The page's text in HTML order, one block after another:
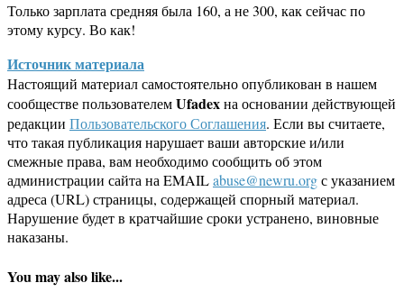
Только зарплата средняя была 160, а не 300, как сейчас по
этому курсу. Во как!
Источник материала
Настоящий материал самостоятельно опубликован в нашем
сообществе пользователемUfadexна основании действующей
редакции Пользовательского Соглашения. Если вы считаете,
что такая публикация нарушает ваши авторские и/или
смежные права, вам необходимо сообщить об этом
администрации сайта на EMAILabuse@newru.orgс указанием
адреса (URL) страницы, содержащей спорный материал.
Нарушение будет в кратчайшие сроки устранено, виновные
наказаны.
You may also like...